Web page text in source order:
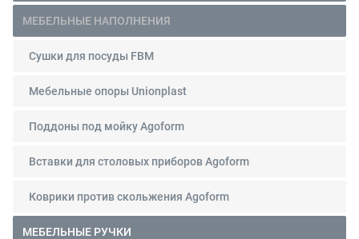
МЕБЕЛЬНЫЕ НАПОЛНЕНИЯ
Сушки для посуды FBM
Мебельные опоры Unionplast
Поддоны под мойку Agoform
Вставки для столовых приборов Agoform
Коврики против скольжения Agoform
МЕБЕЛЬНЫЕ РУЧКИ